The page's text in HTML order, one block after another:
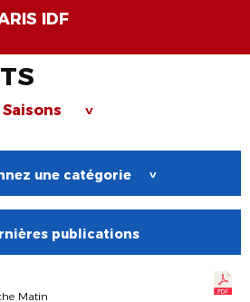
IDF
Saisons >
une catégorie >
publications
Matin